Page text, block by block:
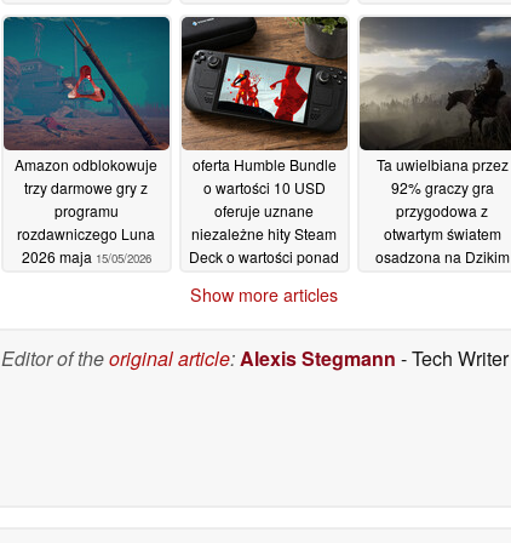
19/05/2026
18/05/2026
Amazon odblokowuje
trzy darmowe gry z
programu
rozdawniczego Luna
2026 maja 15/05/2026
oferta Humble Bundle
o wartości 10 USD
oferuje uznane
niezależne hity Steam
Deck o wartości ponad
detalicznej14/05/2026
Ta uwielbiana przez
92% graczy gra
przygodowa z
otwartym światem
osadzona na Dzikim
Show more articles
Editor of theoriginal article:Alexis Stegmann - Tech Writer